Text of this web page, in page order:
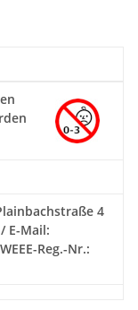
4
E-Mail:
Reg.-Nr.: